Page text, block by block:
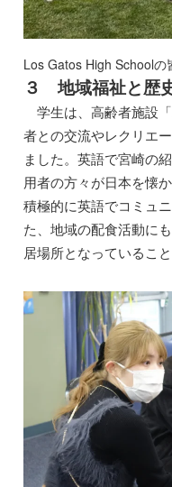
Los Gatos High Schoolの
３ 地域福祉と歴
学生は、高齢者施設
者との交流やレクリエ
ました。英語で宮崎の
用者の方々が日本を懐
積極的に英語でコミュ
た、地域の配食活動に
居場所となっているこ